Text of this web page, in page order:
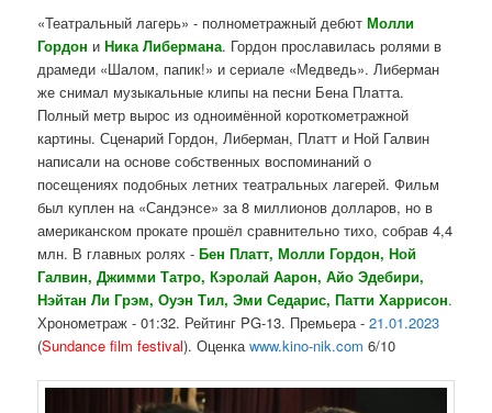
«Театральный лагерь» - полнометражный дебютМолли
Гордон иНика Либермана. Гордон прославилась ролями в
драмеди «Шалом, папик!» и сериале «Медведь». Либерман
же снимал музыкальные клипы на песни Бена Платта.
Полный метр вырос из одноимённой короткометражной
картины. Сценарий Гордон, Либерман, Платт и Ной Галвин
написали на основе собственных воспоминаний о
посещениях подобных летних театральных лагерей. Фильм
был куплен на «Сандэнсе» за 8 миллионов долларов, но в
американском прокате прошёл сравнительно тихо, собрав 4,4
млн. В главных ролях -Бен Платт,МоллиГордон,Ной
Галвин,Джимми Татро,Кэролай Аарон,Айо Эдебири,
НэйтанЛи Грэм, Оуэн Тил,Эми Седарис,Патти Харрисон.
Хронометраж - 01:32. Рейтинг PG-13. Премьера -21.01.2023
(Sundance film festival). Оценкаwww.kino-nik.com 6/10